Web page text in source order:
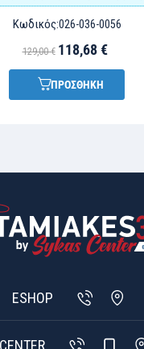
Κωδικός:026-036-0056
129,00 € 118,68 €
ΠΡΟΣΘΗΚΗ
ESHOP